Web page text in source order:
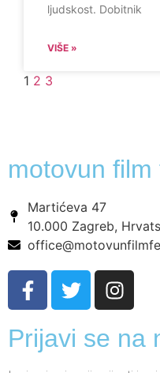
ljudskost. Dobitnik
VIŠE »
1 2 3
motovun film
Martićeva 47
10.000 Zagreb,
Prijavi se na